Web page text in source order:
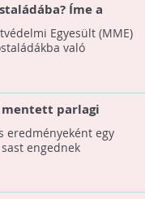
Íme a
Egyesült (MME)
való
mentett parlagi
eredményeként egy
engednek